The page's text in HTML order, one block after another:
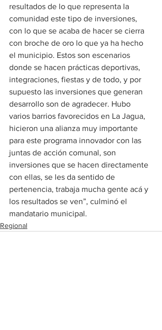
resultados de lo que representa la
comunidad este tipo de inversiones,
con lo que se acaba de hacer se cierra
con broche de oro lo que ya ha hecho
el municipio. Estos son escenarios
donde se hacen prácticas deportivas,
integraciones, fiestas y de todo, y por
supuesto las inversiones que generan
desarrollo son de agradecer. Hubo
varios barrios favorecidos en La Jagua,
hicieron una alianza muy importante
para este programa innovador con las
juntas de acción comunal, son
inversiones que se hacen directamente
con ellas, se les da sentido de
pertenencia, trabaja mucha gente acá y
los resultados se ven”, culminó el
mandatario municipal.
Regional